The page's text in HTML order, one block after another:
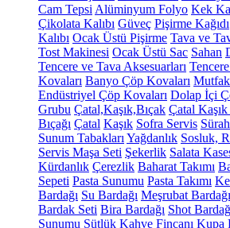
Cam Tepsi Alüminyum Folyo Kek
Çikolata Kalıbı Güveç Pişirme Kağıdı
Kalıbı Ocak Üstü Pişirme Tava ve
Tost Makinesi Ocak Üstü Sac Sahan
Tencere ve Tava Aksesuarları
Kovaları Banyo Çöp Kovaları
Endüstriyel Çöp Kovaları Dolap İçi
Grubu Çatal,Kaşık,Bıçak Çatal Kaşık
Bıçağı Çatal Kaşık Sofra Servis
Sunum Tabakları Yağdanlık Sosluk,
Servis Maşa Seti Şekerlik Salata
Kürdanlık Çerezlik Baharat Takımı
Sepeti Pasta Sunumu Pasta Takımı
Bardağı Su Bardağı Meşrubat Bardağı
Bardak Seti Bira Bardağı Shot
Sunumu Sütlük Kahve Fincanı Kupa